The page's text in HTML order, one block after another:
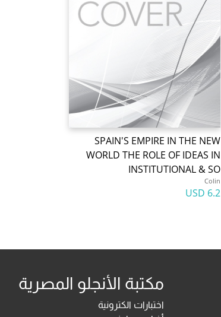
SPAIN'S EMPIRE IN THE NEW
WORLD THE ROLE OF IDEAS IN
INSTITUTIONAL & SO
Colin
6.2 USD
مكتبة الأنجلو المصرية
اختبارات الكترونية